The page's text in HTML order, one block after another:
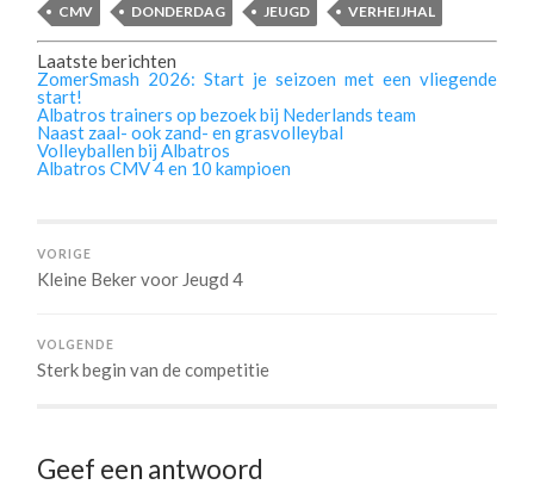
CMV DONDERDAG JEUGD VERHEIJHAL
Laatste berichten
ZomerSmash 2026: Start je seizoen met een vliegende
start!
Albatros trainers op bezoek bij Nederlands team
Naast zaal- ook zand- en grasvolleybal
Volleyballen bij Albatros
Albatros CMV 4 en 10 kampioen
VORIGE
Kleine Beker voor Jeugd 4
VOLGENDE
Sterk begin van de competitie
Geef een antwoord